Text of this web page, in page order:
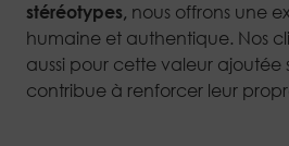
stéréotypes, nous offrons une
humaine et authentique. Nos
aussi pour cette valeur ajoutée
contribue à renforcer leur